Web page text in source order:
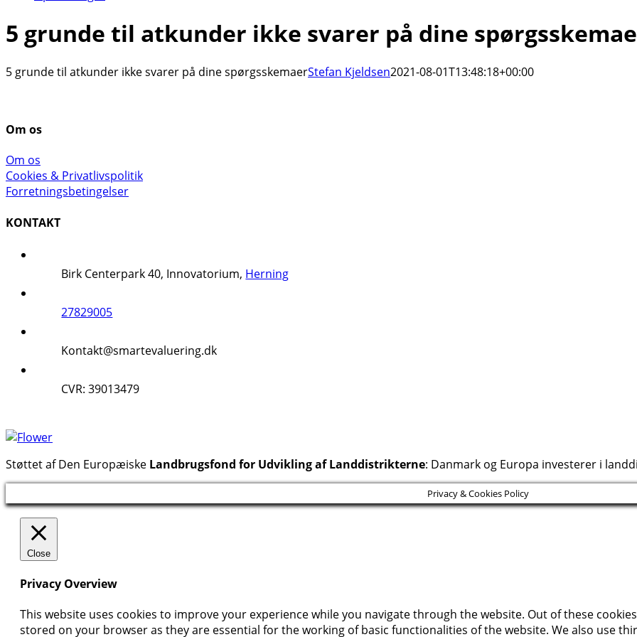
5 grunde til atkunder ikke svarer på dine
5 grunde til atkunder ikke svarer på dine spørgsskemaerStefan Kjeldsen2021-08-01T13:48:18+00:00
Om os
Om os
Cookies & Privatlivspolitik
Forretningsbetingelser
KONTAKT
Birk Centerpark 40, Innovatorium, Herning
27829005
Kontakt@smartevaluering.dk
CVR: 39013479
Støttet af Den Europæiske Landbrugsfond for Udvikling af Landdistrikterne: Danmark og Europa investerer i
Privacy & Cookies Policy
Close
Privacy Overview
This website uses cookies to improve your experience while you navigate through the website. Out of these
stored on your browser as they are essential for the working of basic functionalities of the website. We also use